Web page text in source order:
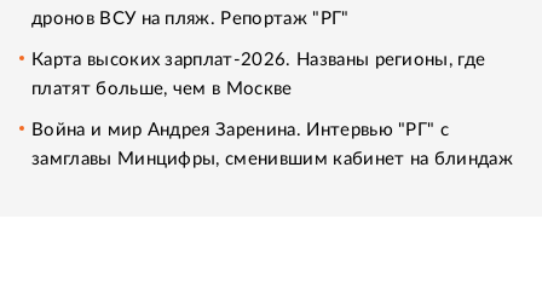
дронов ВСУ на пляж. Репортаж "РГ"
Карта высоких зарплат-2026. Названы регионы, где
платят больше, чем в Москве
Война и мир Андрея Заренина. Интервью "РГ" с
замглавы Минцифры, сменившим кабинет на блиндаж